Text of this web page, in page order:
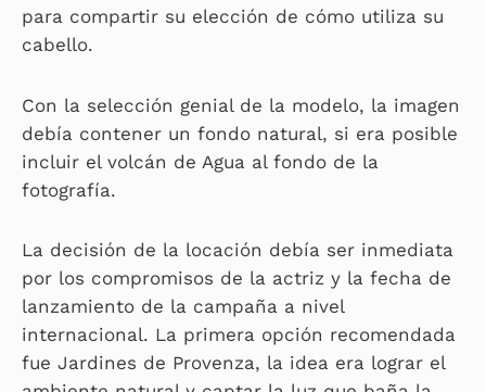
para compartir su elección de cómo utiliza su
cabello.
Con la selección genial de la modelo, la imagen
debía contener un fondo natural, si era posible
incluir el volcán de Agua al fondo de la
fotografía.
La decisión de la locación debía ser inmediata
por los compromisos de la actriz y la fecha de
lanzamiento de la campaña a nivel
internacional. La primera opción recomendada
fue Jardines de Provenza, la idea era lograr el